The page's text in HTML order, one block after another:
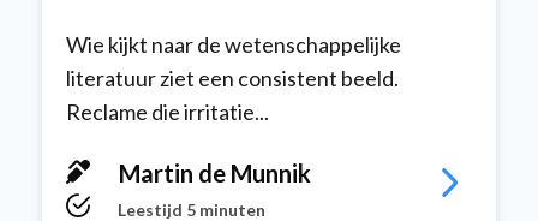
Wie kijkt naar de wetenschappelijke
literatuur ziet een consistent beeld.
Reclame die irritatie...
Martin de Munnik
Leestijd 5 minuten